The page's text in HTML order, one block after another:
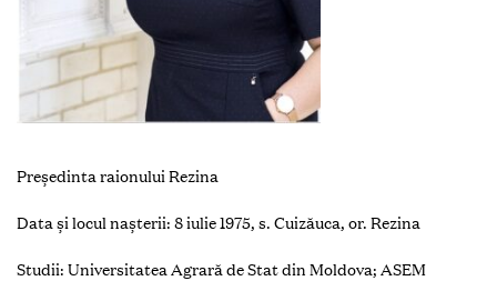
Președinta raionului Rezina
Data și locul nașterii: 8 iulie 1975, s. Cuizăuca, or. Rezina
Studii: Universitatea Agrară de Stat din Moldova; ASEM